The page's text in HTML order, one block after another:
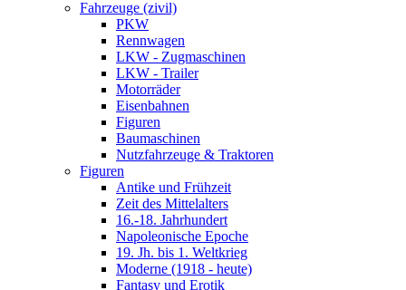
Fahrzeuge (zivil)
PKW
Rennwagen
LKW - Zugmaschinen
LKW - Trailer
Motorräder
Eisenbahnen
Figuren
Baumaschinen
Nutzfahrzeuge & Traktoren
Figuren
Antike und Frühzeit
Zeit des Mittelalters
16.-18. Jahrhundert
Napoleonische Epoche
19. Jh. bis 1. Weltkrieg
Moderne (1918 - heute)
Fantasy und Erotik